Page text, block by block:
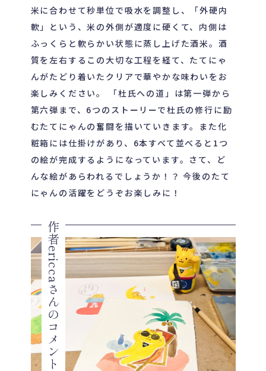
米に合わせて秒単位で吸水を調整し、「外硬内
軟」という、米の外側が適度に硬くて、内側は
ふっくらと軟らかい状態に蒸し上げた酒米。酒
質を左右するこの大切な工程を経て、たてにゃ
んがたどり着いたクリアで華やかな味わいをお
楽しみください。 「杜氏への道」は第一弾から
第六弾まで、6つのストーリーで杜氏の修行に励
むたてにゃんの奮闘を描いていきます。また化
粧箱には仕掛けがあり、6本すべて並べると1つ
の絵が完成するようになっています。さて、ど
んな絵があらわれるでしょうか！？ 今後のたて
にゃんの活躍をどうぞお楽しみに！
作者ericcaさんのコメント